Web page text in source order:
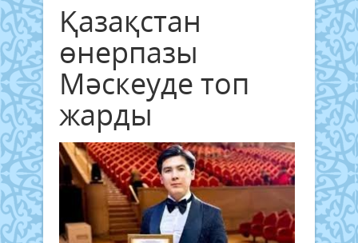
Қазақстан
өнерпазы
Мәскеуде топ
жарды